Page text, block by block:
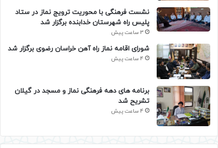
نشست فرهنگی با محوریت ترویج نماز در ستاد
پلیس راه شهرستان خدابنده برگزار شد
3 ساعت پیش
شورای اقامه نماز راه آهن خراسان رضوی برگزار شد
4 ساعت پیش
برنامه های دهه فرهنگی نماز و مسجد در گیلان
تشریح شد
4 ساعت پیش